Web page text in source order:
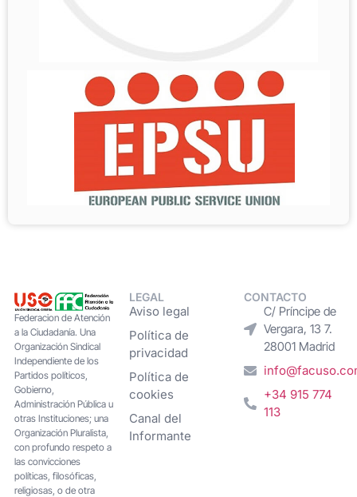
Federacion de Atención
a la Ciudadanía. Una
Organización Sindical
Independiente de los
Partidos políticos,
Gobierno,
Administración Pública u
otras Instituciones; una
Organización Pluralista,
con profundo respeto a
las convicciones
políticas, filosóficas,
religiosas, o de otra
LEGAL
Aviso legal
Política de
privacidad
Política de
cookies
Canal del
Informante
CONTACTO
C/ Príncipe de
Vergara, 13 7.
28001 Madrid
+34 915 774
113